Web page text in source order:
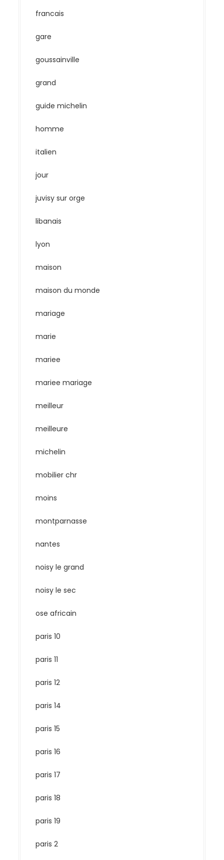
francais
gare
goussainville
grand
guide michelin
homme
italien
jour
juvisy sur orge
libanais
lyon
maison
maison du monde
mariage
marie
mariee
mariee mariage
meilleur
meilleure
michelin
mobilier chr
moins
montparnasse
nantes
noisy le grand
noisy le sec
ose africain
paris 10
paris 11
paris 12
paris 14
paris 15
paris 16
paris 17
paris 18
paris 19
paris 2